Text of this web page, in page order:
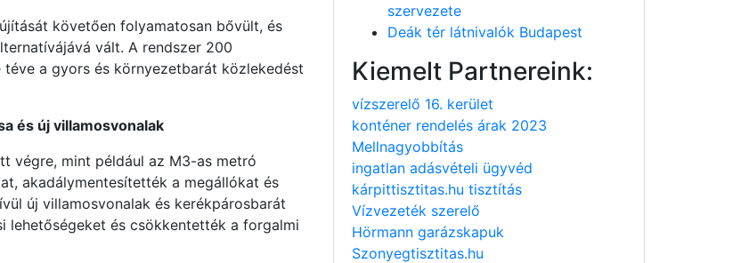
követően folyamatosan bővült, és
vált. A rendszer 200
a gyors és környezetbarát közlekedést
és új villamosvonalak
végre, mint például az M3-as metró
akadálymentesítették a megállókat és
új villamosvonalak és kerékpárosbarát
lehetőségeket és csökkentették a forgalmi
szervezete
Deák tér látnivalók Budapest
Kiemelt Partnereink:
vízszerelő 16. kerület
konténer rendelés árak 2023
Mellnagyobbítás
ingatlan adásvételi ügyvéd
kárpittisztitas.hu tisztítás
Vízvezeték szerelő
Hörmann garázskapuk
Szonyegtisztitas.hu